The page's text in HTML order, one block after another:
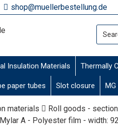
shop@muellerbestellung.de
Insulation Materials Thermally
paper tubes Slot closure
materials
Roll goods -
A - Polyester film - width: